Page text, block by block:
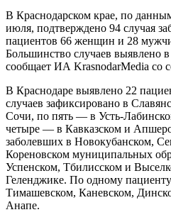
В Краснодарском крае, по
июля, подтверждено 94 случая
пациентов 66 женщин и 28
Большинство случаев выявлено
сообщает ИА KrasnodarMedia со
В Краснодаре выявлено 22
случаев зафиксировано в
Сочи, по пять — в Усть-
четыре — в Кавказском и
заболевших в Новокубанском,
Кореновском муниципальных
Успенском, Тбилисском и
Геленджике. По одному
Тимашевском, Каневском,
Анапе.